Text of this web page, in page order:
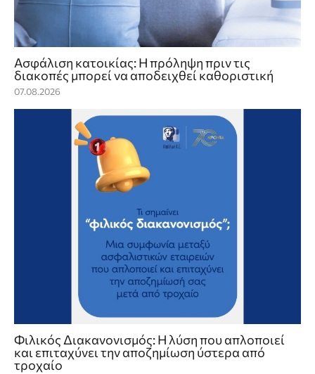
Ασφάλιση κατοικίας: Η πρόληψη πριν τις
διακοπές μπορεί να αποδειχθεί καθοριστική
07.08.2026
Φιλικός Διακανονισμός: Η λύση που απλοποιεί
και επιταχύνει την αποζημίωση ύστερα από
τροχαίο